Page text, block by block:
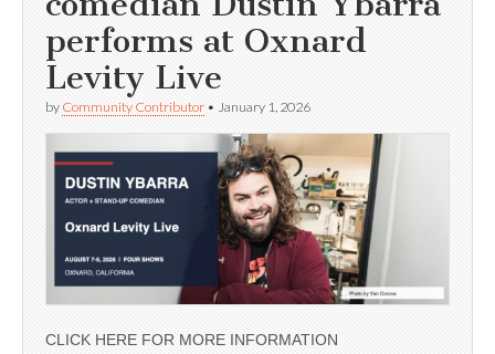
performs at Oxnard
Levity Live
by Community Contributor • January 1, 2026
CLICK HERE FOR MORE INFORMATION